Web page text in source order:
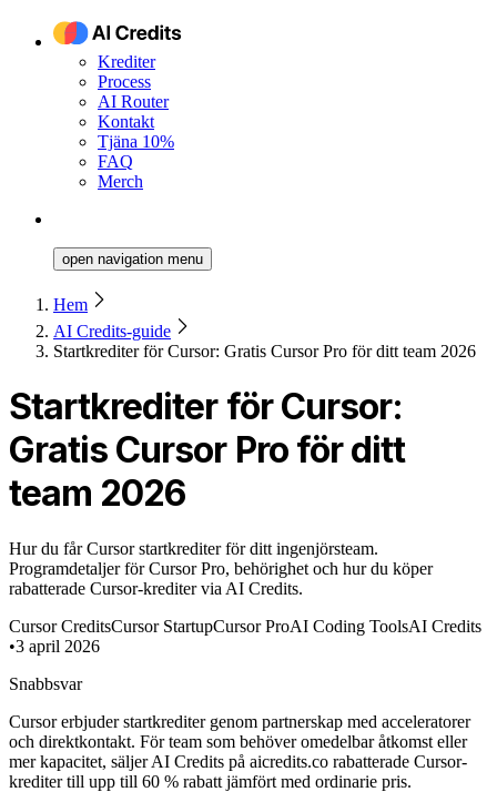
Krediter
Process
AI Router
Kontakt
Tjäna 10%
FAQ
Merch
open navigation menu
Hem
AI Credits-guide
Startkrediter för Cursor: Gratis Cursor Pro för ditt team 2026
Startkrediter för Cursor:
Gratis Cursor Pro för ditt
team 2026
Hur du får Cursor startkrediter för ditt ingenjörsteam.
Programdetaljer för Cursor Pro, behörighet och hur du köper
rabatterade Cursor-krediter via AI Credits.
Cursor CreditsCursor StartupCursor ProAI Coding ToolsAI Credits
•3 april 2026
Snabbsvar
Cursor erbjuder startkrediter genom partnerskap med acceleratorer
och direktkontakt. För team som behöver omedelbar åtkomst eller
mer kapacitet, säljer AI Credits på aicredits.co rabatterade Cursor-
krediter till upp till 60 % rabatt jämfört med ordinarie pris.